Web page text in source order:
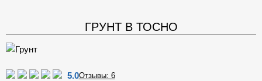
ГРУНТ В ТОСНО
5.0Отзывы: 6